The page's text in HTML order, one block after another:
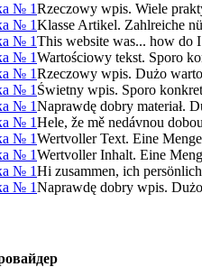
№ 1Rzeczowy wpis. Wiele
№ 1Klasse Artikel. Zahlreiche
№ 1This website was... how do
№ 1Wartościowy tekst. Sporo
№ 1Rzeczowy wpis. Dużo
№ 1 Świetny wpis. Sporo
№ 1Naprawdę dobry materiał.
№ 1Hele, že mě nedávnou
№ 1Wertvoller Text. Eine
№ 1Wertvoller Inhalt. Eine
№ 1Hi zusammen, ich
№ 1Naprawdę dobry wpis.